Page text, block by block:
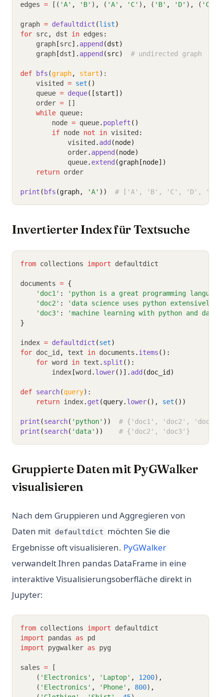
edges = [( 'A' , 'B' ) , ( 'A' , 'C' ) , ( 'B' , 'D' ) , ( 'C'
graph = defaultdict (list)
for src, dst in edges :
    graph
[src]. append (dst)
    graph
[dst]. append (src) # undirected graph
def bfs (graph, start):
    visited
= set ()
    queue
= deque([start])
    order
= []
while queue:
        node
= queue. popleft ()
if node not in visited :
            visited
. add (node)
            order
. append (node)
            queue
. extend (graph[node])
return order
print ( bfs (graph, 'A' )) # ['A', 'B', 'C', 'D', 'E']
Invertierter Index für Textsuche
from collections import defaultdict
documents = {
'doc1' :
'python is a great programming
'doc2' : 'data science uses python extensively'
'doc3' :
'machine learning with python and data'
}
index = defaultdict (set)
for doc_id , text in documents . items ():
for word in text . split ():
        index
[word . lower()]. add (doc_id)
def search(query):
return index. get (query. lower(), set ())
print (search( 'python' ))
# {'doc1', 'doc2', 'doc3'}
print (search( 'data' )) # {'doc2', 'doc3'}
Gruppierte Daten mit PyGWalker
visualisieren
Nach dem Gruppieren und Aggregieren von
Daten mit defaultdict möchten Sie die
Ergebnisse oft visualisieren. PyGWalker(opens in a
verwandelt Ihren pandas DataFrame in eine
interaktive Visualisierungsoberfläche direkt in
Jupyter:
from collections import defaultdict
import pandas as pd
import pygwalker as pyg
sales = [
    (
'Electronics' , 'Laptop' , 1200) ,
    (
'Electronics' , 'Phone' , 800) ,